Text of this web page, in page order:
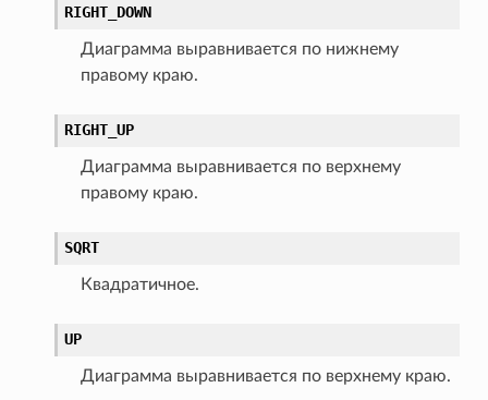
RIGHT_DOWN
Диаграмма выравнивается по нижнему
правому краю.
RIGHT_UP
Диаграмма выравнивается по верхнему
правому краю.
SQRT
Квадратичное.
UP
Диаграмма выравнивается по верхнему краю.